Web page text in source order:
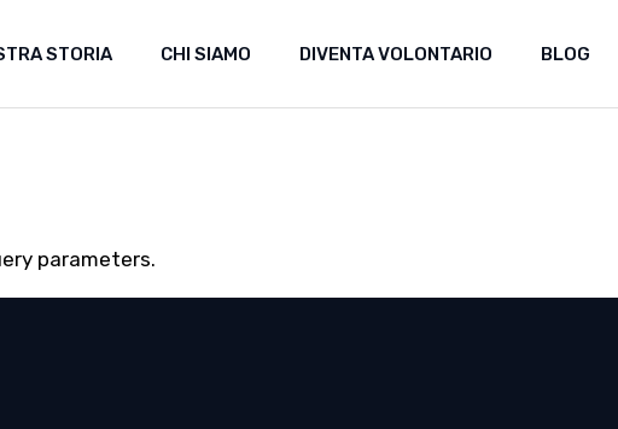
STORIA CHI SIAMO DIVENTA VOLONTARIO BLOG
parameters.